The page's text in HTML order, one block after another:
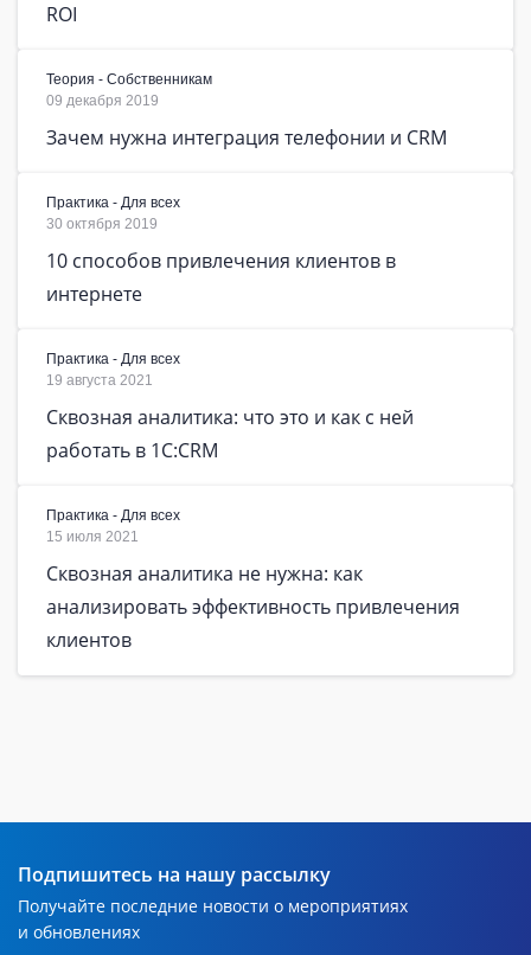
ROI
Теория - Собственникам
09 декабря 2019
Зачем нужна интеграция телефонии и CRM
Практика - Для всех
30 октября 2019
10 способов привлечения клиентов в
интернете
Практика - Для всех
19 августа 2021
Сквозная аналитика: что это и как с ней
работать в 1C:CRM
Практика - Для всех
15 июля 2021
Сквозная аналитика не нужна: как
анализировать эффективность привлечения
клиентов
Подпишитесь на нашу рассылку
Получайте последние новости о мероприятиях
и обновлениях